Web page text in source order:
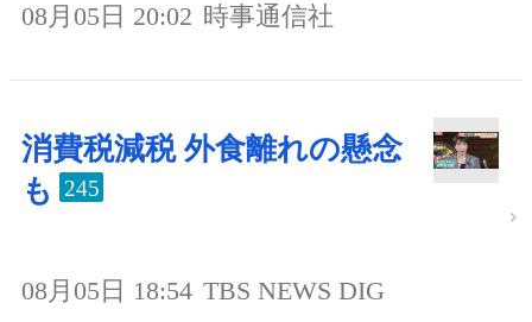
08月05日 20:02 時事通信社
消費税減税 外食離れの懸念
も
245
08月05日 18:54 TBS NEWS DIG